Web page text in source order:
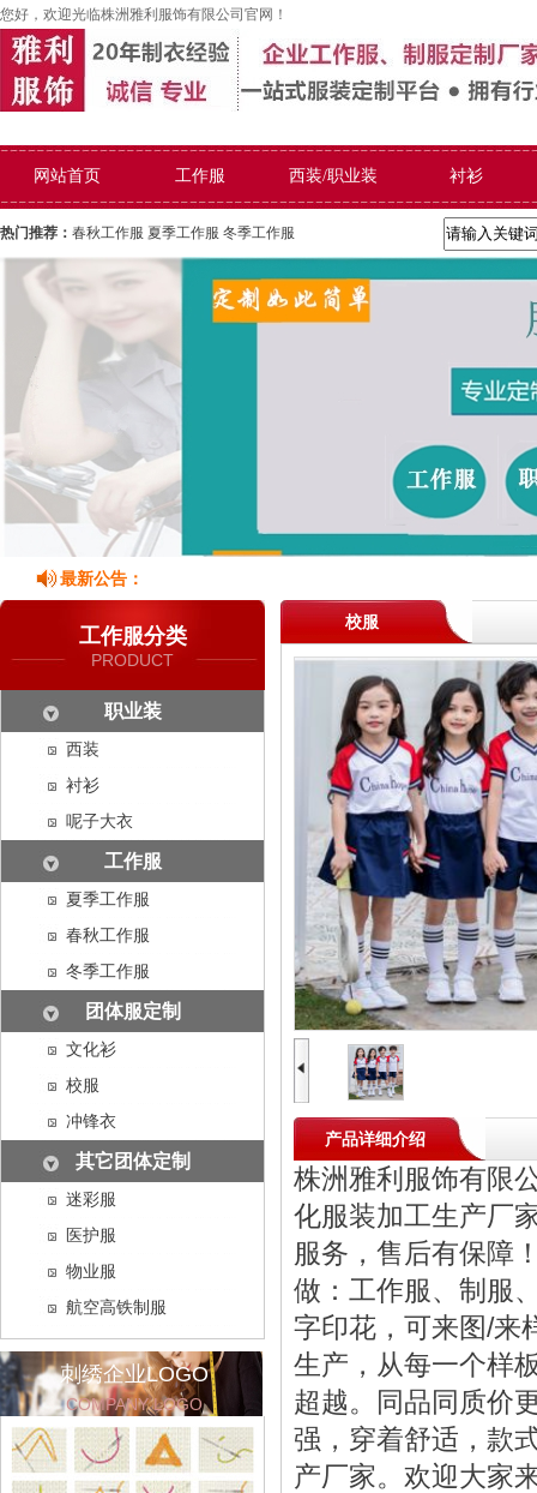
您好，欢迎光临株洲雅利服饰有限公司官网！
网站首页 工作服 西装/职业装 衬衫
热门推荐： 春秋工作服 夏季工作服 冬季工作服
最新公告：
工作服分类
PRODUCT
职业装
西装
衬衫
呢子大衣
工作服
夏季工作服
春秋工作服
冬季工作服
团体服定制
文化衫
校服
冲锋衣
其它团体定制
迷彩服
医护服
物业服
航空高铁制服
刺绣企业LOGO
COMPANY LOGO
校服
产品详细介绍
株洲雅利服饰有限
化服装加工生产厂
服务，售后有保障
做：工作服、制服
字印花，可来图/来
生产，从每一个样
超越。同品同质价
强，穿着舒适，款
产厂家。欢迎大家